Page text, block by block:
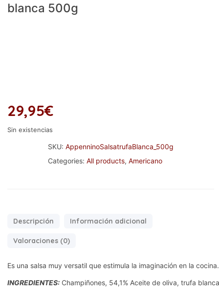
blanca 500g
29,95€
Sin existencias
SKU: AppenninoSalsatrufaBlanca_500g
Categories: All products, Americano
Descripción Información adicional
Valoraciones (0)
Es una salsa muy versatil que estimula la imaginación en la
INGREDIENTES: Champiñones, 54,1% Aceite de oliva, trufa